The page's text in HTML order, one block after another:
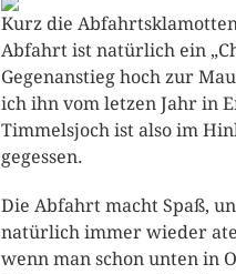
Kurz die
Abfahrt ist natürlich ein
Gegenanstieg hoch zur
ich ihn vom letzen Jahr in
Timmelsjoch ist also im
gegessen.
Die Abfahrt macht Spaß,
natürlich immer wieder
wenn man schon unten in